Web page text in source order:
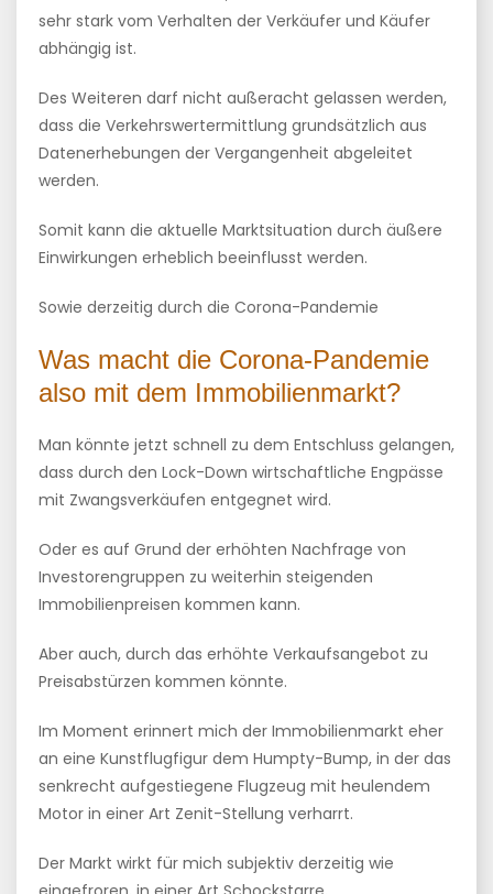
sehr stark vom Verhalten der Verkäufer und Käufer
abhängig ist.
Des Weiteren darf nicht außeracht gelassen werden,
dass die Verkehrswertermittlung grundsätzlich aus
Datenerhebungen der Vergangenheit abgeleitet
werden.
Somit kann die aktuelle Marktsituation durch äußere
Einwirkungen erheblich beeinflusst werden.
Sowie derzeitig durch die Corona-Pandemie
Was macht die Corona-Pandemie
also mit dem Immobilienmarkt?
Man könnte jetzt schnell zu dem Entschluss gelangen,
dass durch den Lock-Down wirtschaftliche Engpässe
mit Zwangsverkäufen entgegnet wird.
Oder es auf Grund der erhöhten Nachfrage von
Investorengruppen zu weiterhin steigenden
Immobilienpreisen kommen kann.
Aber auch, durch das erhöhte Verkaufsangebot zu
Preisabstürzen kommen könnte.
Im Moment erinnert mich der Immobilienmarkt eher
an eine Kunstflugfigur dem Humpty-Bump, in der das
senkrecht aufgestiegene Flugzeug mit heulendem
Motor in einer Art Zenit-Stellung verharrt.
Der Markt wirkt für mich subjektiv derzeitig wie